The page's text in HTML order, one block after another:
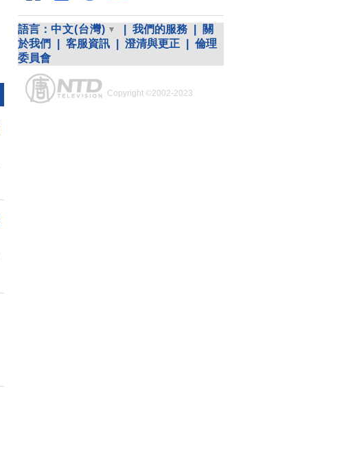
語言： 中文(台灣) 我們的服務
關
於我們
客服資訊 澄清與更正
倫理
委員會
Copyright ©2002-2023